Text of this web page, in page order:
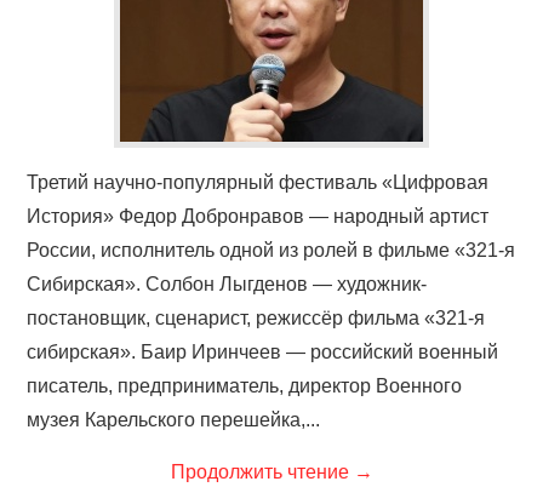
Третий научно-популярный фестиваль «Цифровая
История» Федор Добронравов — народный артист
России, исполнитель одной из ролей в фильме «321-я
Сибирская». Солбон Лыгденов — художник-
постановщик, сценарист, режиссёр фильма «321-я
сибирская». Баир Иринчеев — российский военный
писатель, предприниматель, директор Военного
музея Карельского перешейка,...
Продолжить чтение →